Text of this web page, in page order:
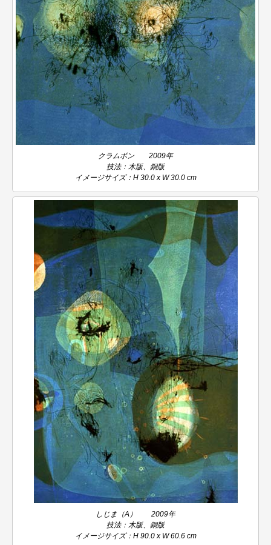
クラムボン 2009年
技法：木版、銅版
イメージサイズ：H 30.0 x W 30.0 cm
しじま（A） 2009年
技法：木版、銅版
イメージサイズ：H 90.0 x W 60.6 cm